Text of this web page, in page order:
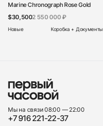
Marine Chronograph Rose Gold
$30,5002 550 000 ₽
Новые Коробка + Документы
Мы на связи 08:00 — 22:00
+7 916 221-22-37